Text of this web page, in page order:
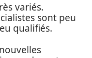
variés.
sont peu
qualifiés.